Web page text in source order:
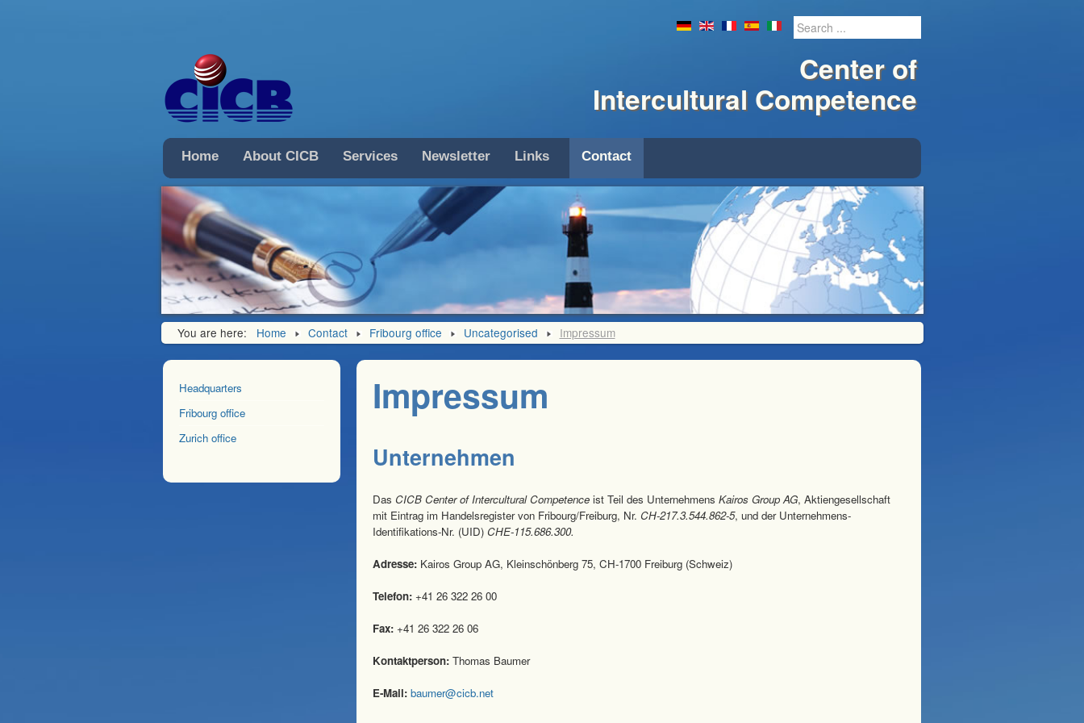
Center of
Intercultural Competence
Home About CICB Services Newsletter Links Contact
You are here: Home Contact Fribourg office Uncategorised Impressum
Headquarters
Fribourg office
Zurich office
Impressum
Unternehmen
Das CICB Center of Intercultural Competence ist Teil des Unternehmens Kairos Group AG, Aktiengesellschaft
mit Eintrag im Handelsregister von Fribourg/Freiburg, Nr. CH-217.3.544.862-5, und der Unternehmens-
Identifikations-Nr. (UID) CHE-115.686.300.
Adresse: Kairos Group AG, Kleinschönberg 75, CH-1700 Freiburg (Schweiz)
Telefon: +41 26 322 26 00
Fax: +41 26 322 26 06
Kontaktperson: Thomas Baumer
E-Mail: